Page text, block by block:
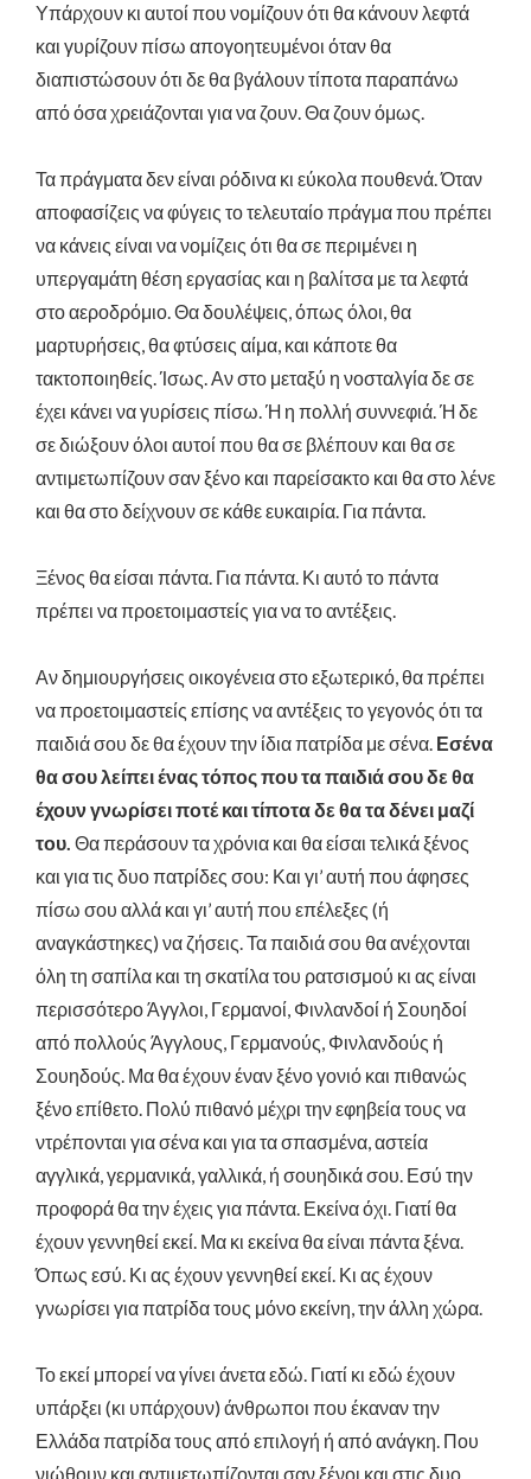
Υπάρχουν κι αυτοί που νομίζουν ότι θα κάνουν λεφτά
και γυρίζουν πίσω απογοητευμένοι όταν θα
διαπιστώσουν ότι δε θα βγάλουν τίποτα παραπάνω
από όσα χρειάζονται για να ζουν. Θα ζουν όμως.
Τα πράγματα δεν είναι ρόδινα κι εύκολα πουθενά. Όταν
αποφασίζεις να φύγεις το τελευταίο πράγμα που πρέπει
να κάνεις είναι να νομίζεις ότι θα σε περιμένει η
υπεργαμάτη θέση εργασίας και η βαλίτσα με τα λεφτά
στο αεροδρόμιο. Θα δουλέψεις, όπως όλοι, θα
μαρτυρήσεις, θα φτύσεις αίμα, και κάποτε θα
τακτοποιηθείς. Ίσως. Αν στο μεταξύ η νοσταλγία δε σε
έχει κάνει να γυρίσεις πίσω. Ή η πολλή συννεφιά. Ή δε
σε διώξουν όλοι αυτοί που θα σε βλέπουν και θα σε
αντιμετωπίζουν σαν ξένο και παρείσακτο και θα στο λένε
και θα στο δείχνουν σε κάθε ευκαιρία. Για πάντα.
Ξένος θα είσαι πάντα. Για πάντα. Κι αυτό το πάντα
πρέπει να προετοιμαστείς για να το αντέξεις.
Αν δημιουργήσεις οικογένεια στο εξωτερικό, θα πρέπει
να προετοιμαστείς επίσης να αντέξεις το γεγονός ότι τα
παιδιά σου δε θα έχουν την ίδια πατρίδα με σένα. Εσένα
θα σου λείπει ένας τόπος που τα παιδιά σου δε θα
έχουν γνωρίσει ποτέ και τίποτα δε θα τα δένει μαζί
του. Θα περάσουν τα χρόνια και θα είσαι τελικά ξένος
και για τις δυο πατρίδες σου: Και γι’ αυτή που άφησες
πίσω σου αλλά και γι’ αυτή που επέλεξες (ή
αναγκάστηκες) να ζήσεις. Τα παιδιά σου θα ανέχονται
όλη τη σαπίλα και τη σκατίλα του ρατσισμού κι ας είναι
περισσότερο Άγγλοι, Γερμανοί, Φινλανδοί ή Σουηδοί
από πολλούς Άγγλους, Γερμανούς, Φινλανδούς ή
Σουηδούς. Μα θα έχουν έναν ξένο γονιό και πιθανώς
ξένο επίθετο. Πολύ πιθανό μέχρι την εφηβεία τους να
ντρέπονται για σένα και για τα σπασμένα, αστεία
αγγλικά, γερμανικά, γαλλικά, ή σουηδικά σου. Εσύ την
προφορά θα την έχεις για πάντα. Εκείνα όχι. Γιατί θα
έχουν γεννηθεί εκεί. Μα κι εκείνα θα είναι πάντα ξένα.
Όπως εσύ. Κι ας έχουν γεννηθεί εκεί. Κι ας έχουν
γνωρίσει για πατρίδα τους μόνο εκείνη, την άλλη χώρα.
Το εκεί μπορεί να γίνει άνετα εδώ. Γιατί κι εδώ έχουν
υπάρξει (κι υπάρχουν) άνθρωποι που έκαναν την
Ελλάδα πατρίδα τους από επιλογή ή από ανάγκη. Που
νιώθουν και αντιμετωπίζονται σαν ξένοι και στις δυο